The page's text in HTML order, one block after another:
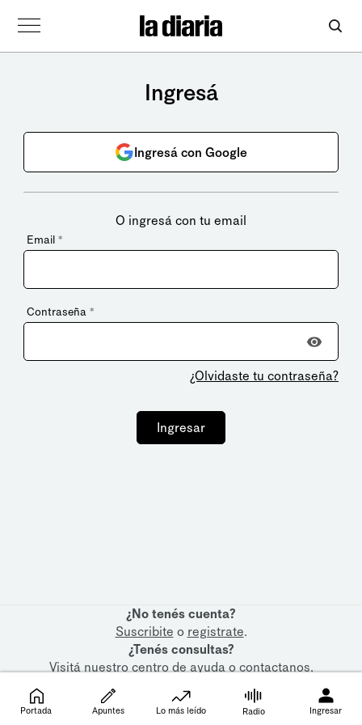
Ingresá
Ingresá con Google
O ingresá con tu email
Email *
Contraseña *
¿Olvidaste tu contraseña?
Ingresar
¿No tenés cuenta?
Suscribite o registrate.
¿Tenés consultas?
Visitá nuestrocentro de ayudaocontactanos.
Portada Apuntes Lo más leído Radio Ingresar